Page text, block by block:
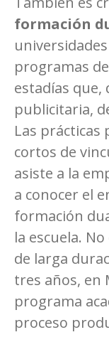
formación
programas
estadías que,
publicitaria,
Las
cortos de
asiste a la
a conocer el
formación
la escuela.
de larga
tres años, en
programa
proceso